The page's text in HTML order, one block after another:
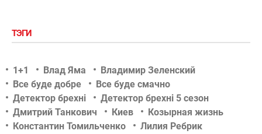
ТЭГИ
1+1 Влад Яма
Владимир Зеленский
Все буде добре
Все буде смачно
Детектор брехні
Детектор брехні 5 сезон
Дмитрий Танкович
Киев
Козырная жизнь
Константин Томильченко
Лилия Ребрик